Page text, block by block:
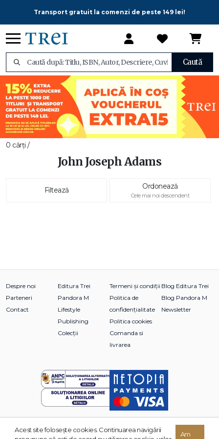
Transport gratuit la comenzi de peste 149 lei!
Caută
0 cărți /
John Joseph Adams
Filtează Ordonează
Cele mai noi descendent
Despre noi
Parteneri
Contact
Editura Trei
Pandora M
Lifestyle
Publishing
Colecții
Termeni și condiții
Politica de
confidențialitate
Politica cookies
Comanda si
livrarea
Blog Editura Trei
Blog Pandora M
Newsletter
© 2026 Grupul Editorial TREI. Toate drepturile rezervate.
Acest site foloseşte cookies. Continuarea navigării
Am